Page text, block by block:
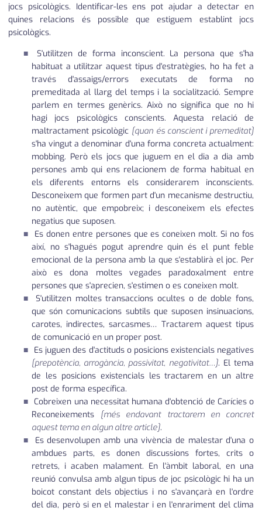
jocs psicològics. Identificar-les ens pot ajudar a detectar en
quines relacions és possible que estiguem establint jocs
psicològics.
S'utilitzen de forma inconscient. La persona que s'ha
habituat a utilitzar aquest tipus d'estratègies, ho ha fet a
través d'assaigs/errors executats de forma no
premeditada al llarg del temps i la socialització. Sempre
parlem en termes genèrics. Això no significa que no hi
hagi jocs psicològics conscients. Aquesta relació de
maltractament psicològic [quan és conscient i premeditat]
s'ha vingut a denominar d'una forma concreta actualment:
mobbing. Però els jocs que juguem en el dia a dia amb
persones amb qui ens relacionem de forma habitual en
els diferents entorns els considerarem inconscients.
Desconeixem que formen part d'un mecanisme destructiu,
no autèntic, que empobreix; i desconeixem els efectes
negatius que suposen.
Es donen entre persones que es coneixen molt. Si no fos
així, no s'hagués pogut aprendre quin és el punt feble
emocional de la persona amb la que s'establirà el joc. Per
això es dona moltes vegades paradoxalment entre
persones que s'aprecien, s'estimen o es coneixen molt.
S'utilitzen moltes transaccions ocultes o de doble fons,
que són comunicacions subtils que suposen insinuacions,
carotes, indirectes, sarcasmes… Tractarem aquest tipus
de comunicació en un proper post.
Es juguen des d'actituds o posicions existencials negatives
[prepotència, arrogància, passivitat, negativitat…]. El tema
de les posicions existencials les tractarem en un altre
post de forma específica.
Cobreixen una necessitat humana d'obtenció de Carícies o
Reconeixements [més endavant tractarem en concret
aquest tema en algun altre article].
Es desenvolupen amb una vivència de malestar d'una o
ambdues parts, es donen discussions fortes, crits o
retrets, i acaben malament. En l'àmbit laboral, en una
reunió convulsa amb algun tipus de joc psicològic hi ha un
boicot constant dels objectius i no s'avançarà en l'ordre
del dia, però si en el malestar i en l'enrariment del clima